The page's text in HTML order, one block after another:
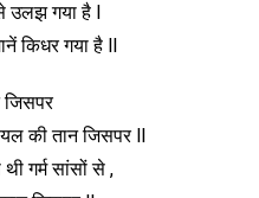
उलझ गया है l
किधर गया है ll
जिसपर
की तान जिसपर ll
गर्म सांसों से ,